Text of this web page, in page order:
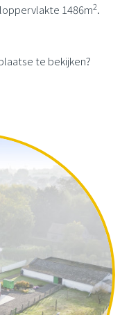
1486m2.
te bekijken?